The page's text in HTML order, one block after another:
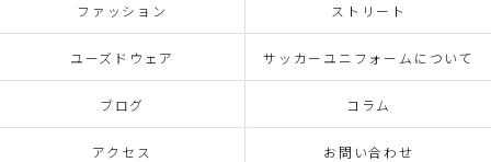
ファッション ストリート
ユーズドウェア サッカーユニフォームについて
ブログ コラム
アクセス お問い合わせ